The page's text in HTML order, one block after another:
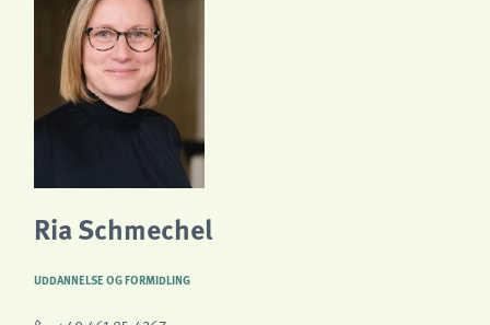
Ria Schmechel
UDDANNELSE OG FORMIDLING